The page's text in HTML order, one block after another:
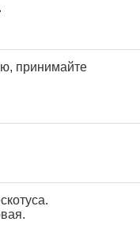
принимайте